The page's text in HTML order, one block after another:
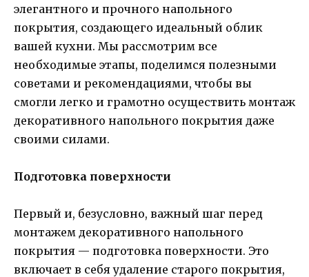
элегантного и прочного напольного
покрытия, создающего идеальный облик
вашей кухни. Мы рассмотрим все
необходимые этапы, поделимся полезными
советами и рекомендациями, чтобы вы
смогли легко и грамотно осуществить монтаж
декоративного напольного покрытия даже
своими силами.
Подготовка поверхности
Первый и, безусловно, важный шаг перед
монтажем декоративного напольного
покрытия — подготовка поверхности. Это
включает в себя удаление старого покрытия,